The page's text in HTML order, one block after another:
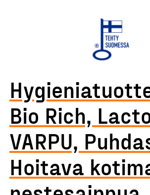
Bio Rich,
VARPU,
Hoitava